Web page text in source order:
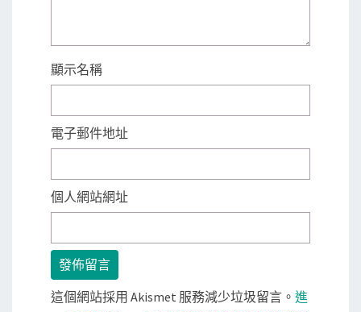
顯示名稱
電子郵件地址
個人網站網址
這個網站採用 Akismet 服務減少垃圾留言。 進